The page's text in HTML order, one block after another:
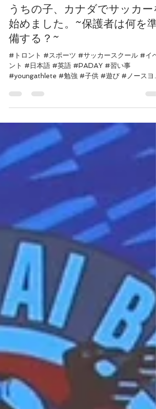
J Athletics Canada
2023年9月19日
読了時間: 7分
うちの子、カナダでサッカー
備する？~
#トロント #スポーツ #サッカースクール #イベ
ント #日本語 #英語 #PADAY #習い事
称JAC...